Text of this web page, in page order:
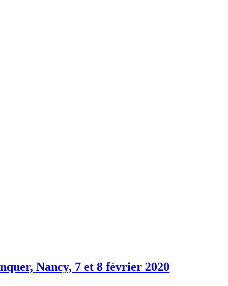
Nancy, 7 et 8 février 2020